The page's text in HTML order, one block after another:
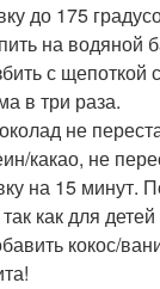
до 175
на водяной
с щепоткой
в три раза.
не
какао, не
на 15
как для
кокос/